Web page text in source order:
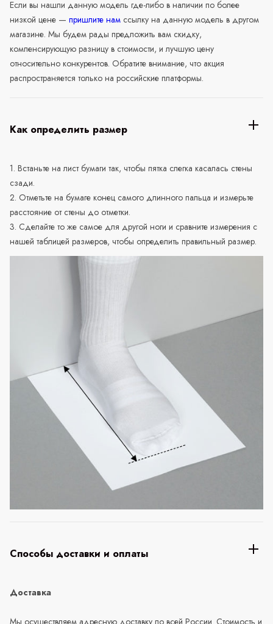
Если вы нашли данную модель где-либо в наличии по более
низкой цене — пришлите нам ссылку на данную модель в другом
магазине. Мы будем рады предложить вам скидку,
компенсирующую разницу в стоимости, и лучшую цену
относительно конкурентов. Обратите внимание, что акция
распространяется только на российские платформы.
Как определить размер
1. Встаньте на лист бумаги так, чтобы пятка слегка касалась стены
сзади.
2. Отметьте на бумаге конец самого длинного пальца и измерьте
расстояние от стены до отметки.
3. Сделайте то же самое для другой ноги и сравните измерения с
нашей таблицей размеров, чтобы определить правильный размер.
Способы доставки и оплаты
Доставка
Мы осуществляем адресную доставку по всей России. Стоимость и